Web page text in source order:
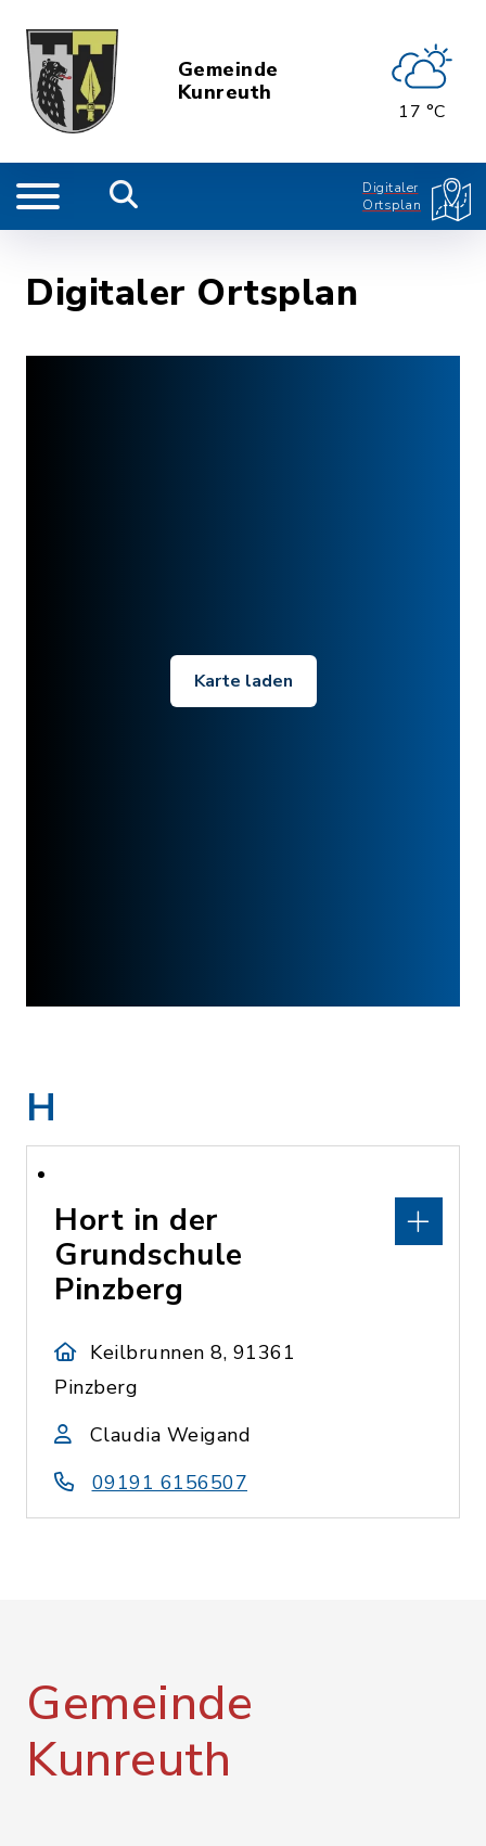
Gemeinde
Kunreuth
17 °C
Digitaler
Ortsplan
Digitaler Ortsplan
Karte laden
H
Hort in der
Grundschule
Pinzberg
Keilbrunnen 8, 91361
Pinzberg
Claudia Weigand
09191 6156507
Gemeinde
Kunreuth